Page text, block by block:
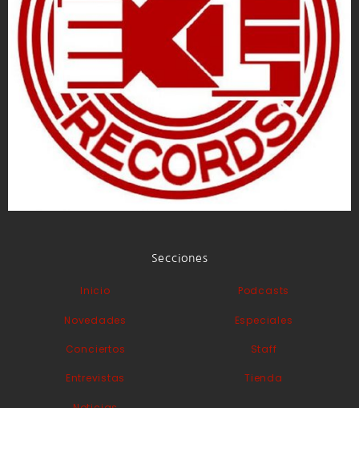
Secciones
Inicio
Novedades
Conciertos
Entrevistas
Noticias
Podcasts
Especiales
Staff
Tienda